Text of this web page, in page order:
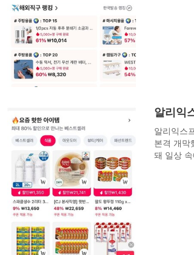
알리익
알리익스
본격 개막
돼 일상